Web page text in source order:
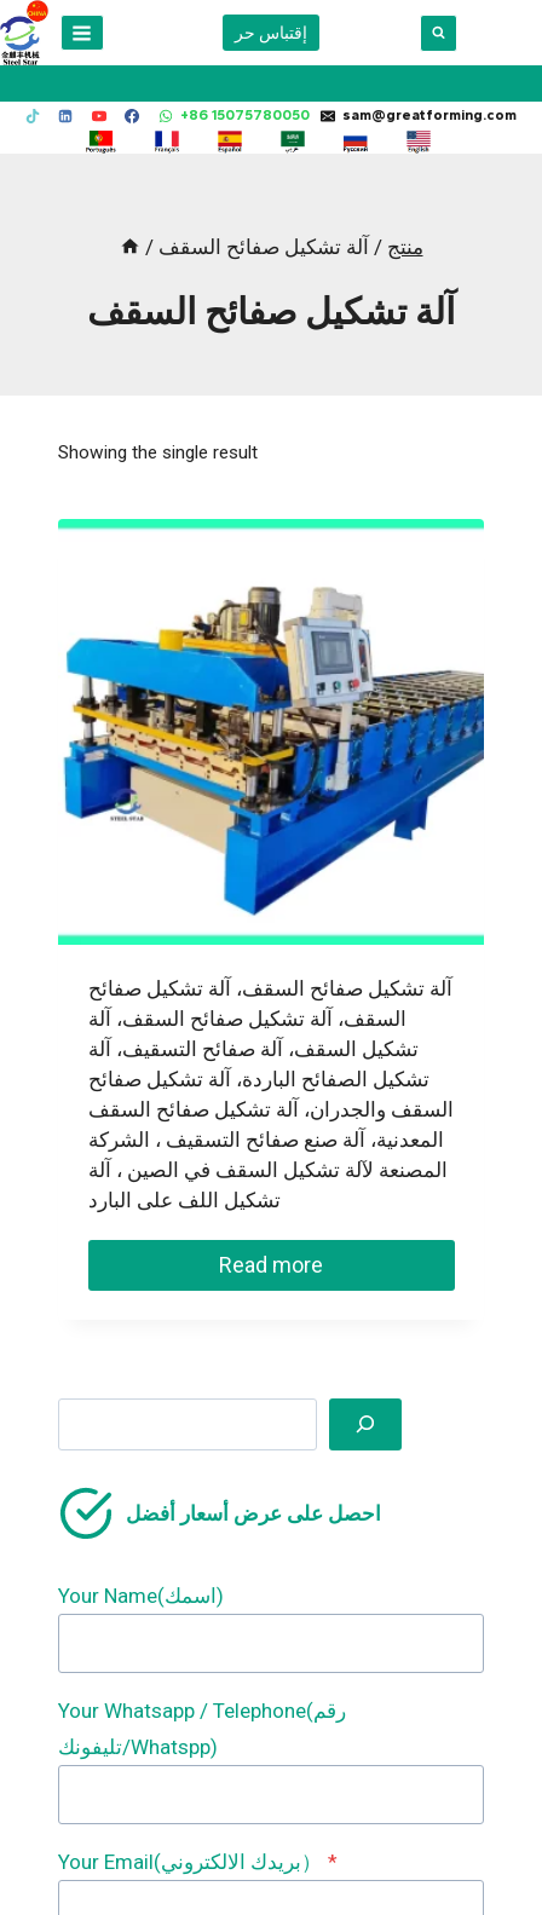
Skip
to
إقتباس حر
+86 15075780050 sam@greatforming.com
/ منتج / آلة تشكيل صفائح السقف
آلة تشكيل صفائح السقف
Showing the single result
آلة تشكيل صفائح السقف، آلة تشكيل صفائح
السقف، آلة تشكيل صفائح السقف، آلة
تشكيل السقف، آلة صفائح التسقيف، آلة
تشكيل الصفائح الباردة، آلة تشكيل صفائح
السقف والجدران، آلة تشكيل صفائح السقف
المعدنية، آلة صنع صفائح التسقيف ، الشركة
المصنعة لآلة تشكيل السقف في الصين ، آلة
تشكيل اللف على البارد
Read more
احصل على عرض أسعار أفضل
Your Name(اسمك)
Your Whatsapp / Telephone(رقم
تليفونك/Whatspp)
Your Email(بريدك الالكتروني） *